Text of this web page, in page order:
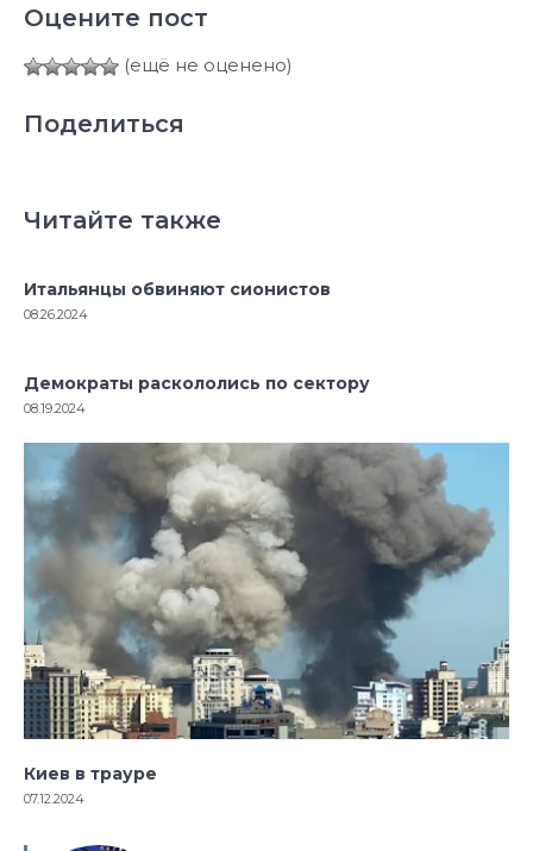
Оцените пост
(ещё не оценено)
Поделиться
Читайте также
Итальянцы обвиняют сионистов
08.26.2024
Демократы раскололись по сектору
08.19.2024
Киев в трауре
07.12.2024